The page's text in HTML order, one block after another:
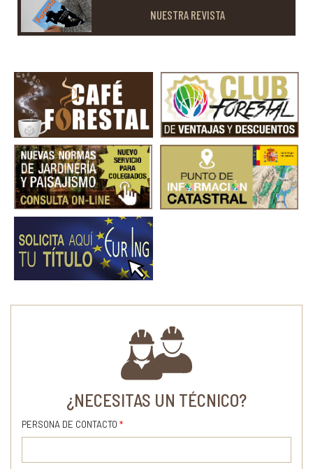
NUESTRA REVISTA
¿NECESITAS UN TÉCNICO?
PERSONA DE CONTACTO *